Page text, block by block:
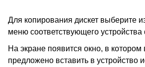
Для копирования дискет выберите
меню соответствующего устройства
На экране появится окно, в котором
предложено вставить в устройство